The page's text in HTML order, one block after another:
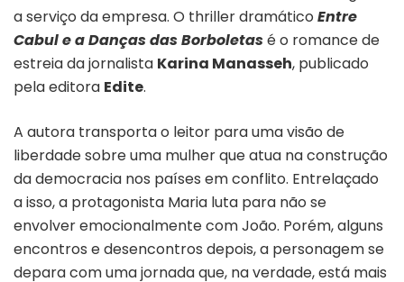
a serviço da empresa. O thriller dramático Entre
Cabul e a Danças das Borboletasé o romance de
estreia da jornalista Karina Manasseh, publicado
pela editora Edite.
A autora transporta o leitor para uma visão de
liberdade sobre uma mulher que atua na construção
da democracia nos países em conflito. Entrelaçado
a isso, a protagonista Maria luta para não se
envolver emocionalmente com João. Porém, alguns
encontros e desencontros depois, a personagem se
depara com uma jornada que, na verdade, está mais